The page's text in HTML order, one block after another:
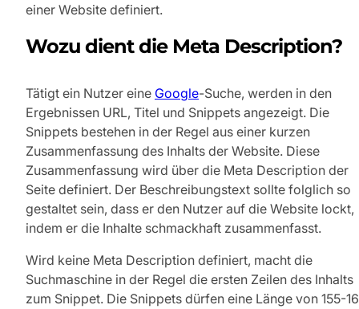
einer Website definiert.
Wozu dient die Meta Description?
Tätigt ein Nutzer eine Google-Suche, werden in den
Ergebnissen URL, Titel und Snippets angezeigt. Die
Snippets bestehen in der Regel aus einer kurzen
Zusammenfassung des Inhalts der Website. Diese
Zusammenfassung wird über die Meta Description der
Seite definiert. Der Beschreibungstext sollte folglich so
gestaltet sein, dass er den Nutzer auf die Website lockt,
indem er die Inhalte schmackhaft zusammenfasst.
Wird keine Meta Description definiert, macht die
Suchmaschine in der Regel die ersten Zeilen des Inhalts
zum Snippet. Die Snippets dürfen eine Länge von 155-